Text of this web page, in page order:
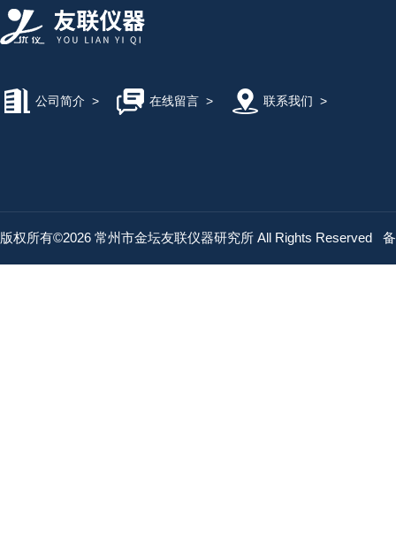
公司简介 > 在线留言> 联系我们 >
版权所有©2026 常州市金坛友联仪器研究所 All Rights Reserved